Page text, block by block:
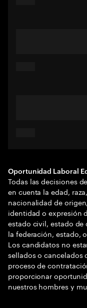
Oportunidad Laboral
Todas las decisiones
en cuenta la edad,
nacionalidad de
identidad o expresión
estado civil, estado
la federación, estado,
Los candidatos no
sellados o cancelados
proceso de
proporcionar
nuestros hombres y